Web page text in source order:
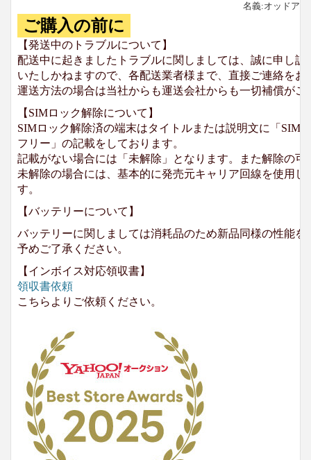
名義:オッドア
ご購入の前に
【発送中のトラブルについて】
配送中に起きましたトラブルに関しましては、誠に申し
いたしかねますので、各配送業者様まで、直接ご連絡を
運送方法の場合は当社からも運送会社からも一切補償がご
【SIMロック解除について】
SIMロック解除済の端末はタイトルまたは説明文に「SIM
フリー」の記載をしております。
記載がない場合には「未解除」となります。また解除の可
未解除の場合には、基本的に発売元キャリア回線を使用
す。
【バッテリーについて】
バッテリーに関しましては消耗品のため新品同様の性能
予めご了承ください。
【インボイス対応領収書】
領収書依頼
こちらよりご依頼ください。